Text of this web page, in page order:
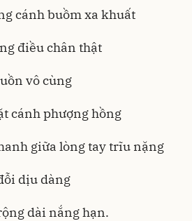
cánh buồm xa khuất
điều chân thật
vô cùng
cánh phượng hồng
giữa lòng tay trĩu nặng
dịu dàng
dài nắng hạn.